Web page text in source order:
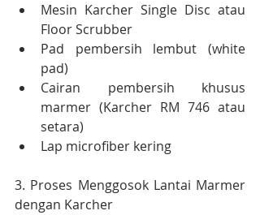
Mesin Karcher Single Disc atau
Floor Scrubber
Pad pembersih lembut (white
pad)
Cairan pembersih khusus
marmer (Karcher RM 746 atau
setara)
Lap microfiber kering
3. Proses Menggosok Lantai Marmer
dengan Karcher